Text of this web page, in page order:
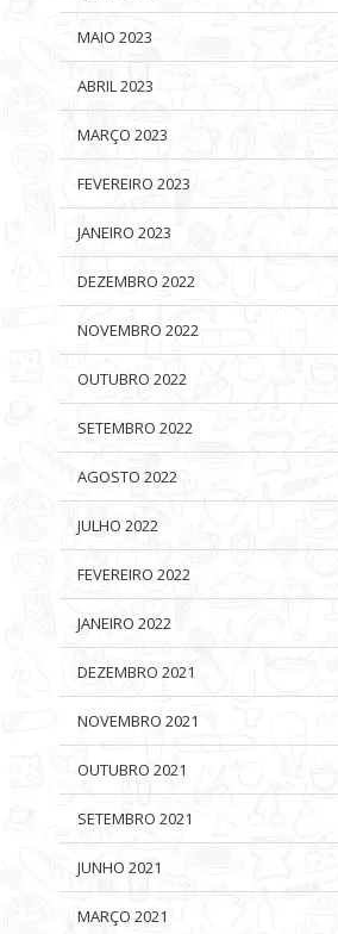
MAIO 2023
ABRIL 2023
MARÇO 2023
FEVEREIRO 2023
JANEIRO 2023
DEZEMBRO 2022
NOVEMBRO 2022
OUTUBRO 2022
SETEMBRO 2022
AGOSTO 2022
JULHO 2022
FEVEREIRO 2022
JANEIRO 2022
DEZEMBRO 2021
NOVEMBRO 2021
OUTUBRO 2021
SETEMBRO 2021
JUNHO 2021
MARÇO 2021